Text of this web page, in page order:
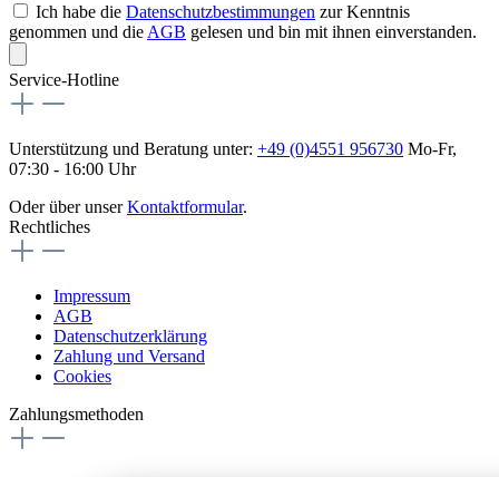
Ich habe die Datenschutzbestimmungen zur Kenntnis
genommen und die AGB gelesen und bin mit ihnen einverstanden.
Service-Hotline
Unterstützung und Beratung unter: +49 (0)4551 956730 Mo-Fr,
07:30 - 16:00 Uhr
Oder über unserKontaktformular.
Rechtliches
Impressum
AGB
Datenschutzerklärung
Zahlung und Versand
Cookies
Zahlungsmethoden